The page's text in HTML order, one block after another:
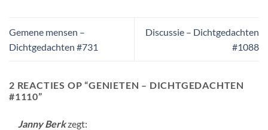
Gemene mensen –
Dichtgedachten #731
Discussie – Dichtgedachten
#1088
2 REACTIES OP “GENIETEN – DICHTGEDACHTEN
#1110”
Janny Berkzegt: